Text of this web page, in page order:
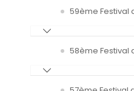
59ème Festival
58ème Festival